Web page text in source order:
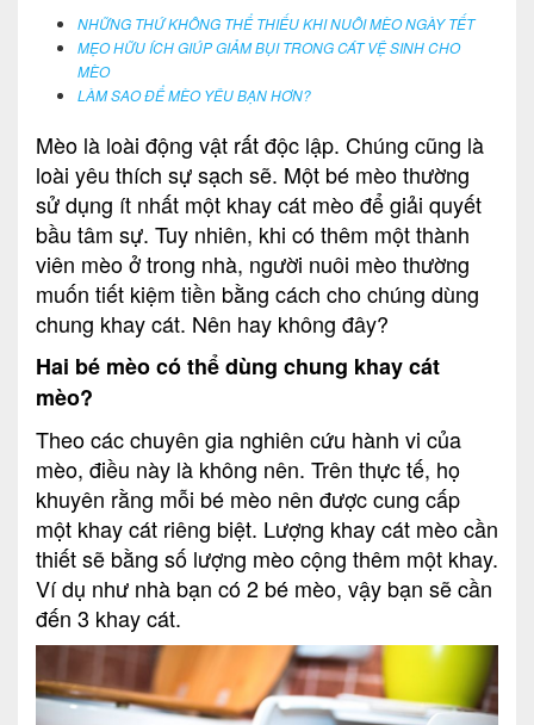
NHỮNG THỨ KHÔNG THỂ THIẾU KHI NUÔI MÈO NGÀY TẾT
MẸO HỮU ÍCH GIÚP GIẢM BỤI TRONG CÁT VỆ SINH CHO
MÈO
LÀM SAO ĐỂ MÈO YÊU BẠN HƠN?
Mèo là loài động vật rất độc lập. Chúng cũng là
loài yêu thích sự sạch sẽ. Một bé mèo thường
sử dụng ít nhất một khay cát mèo để giải quyết
bầu tâm sự. Tuy nhiên, khi có thêm một thành
viên mèo ở trong nhà, người nuôi mèo thường
muốn tiết kiệm tiền bằng cách cho chúng dùng
chung khay cát. Nên hay không đây?
Hai bé mèo có thể dùng chung khay cát
mèo?
Theo các chuyên gia nghiên cứu hành vi của
mèo, điều này là không nên. Trên thực tế, họ
khuyên rằng mỗi bé mèo nên được cung cấp
một khay cát riêng biệt. Lượng khay cát mèo cần
thiết sẽ bằng số lượng mèo cộng thêm một khay.
Ví dụ như nhà bạn có 2 bé mèo, vậy bạn sẽ cần
đến 3 khay cát.